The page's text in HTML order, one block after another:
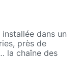
dans un
près de
la chaîne des